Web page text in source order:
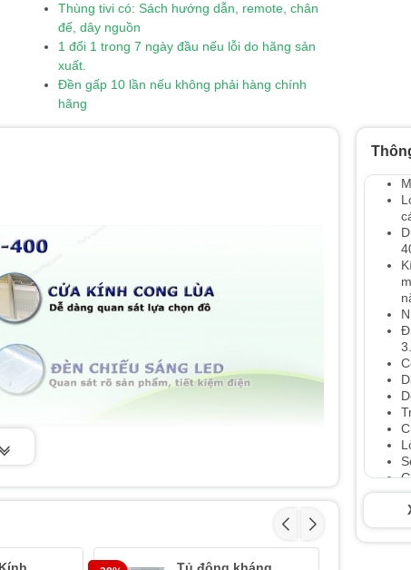
Thùng tivi có: Sách hướng dẫn, remote, chân
đế, dây nguồn
1 đổi 1 trong 7 ngày đầu nếu lỗi do hãng sản
xuất.
Đền gấp 10 lần nếu không phải hàng chính
hãng